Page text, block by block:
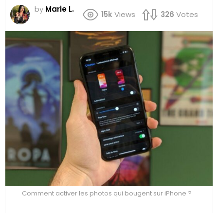
by Marie L.
15kViews 326 Votes
Comment activer les photos qui bougent sur iPhone ?